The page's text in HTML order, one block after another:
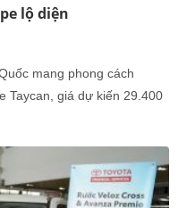
lộ diện
mang phong cách
Taycan, giá dự kiến 29.400